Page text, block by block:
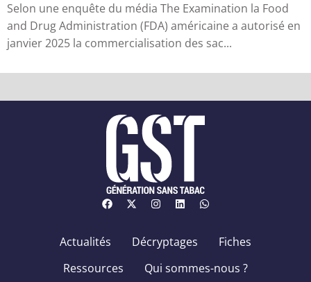
Selon une enquête du média The Examination la Food
and Drug Administration (FDA) américaine a autorisé en
janvier 2025 la commercialisation des sac...
Actualités Décryptages
Fiches
Ressources
Qui sommes-nous ?